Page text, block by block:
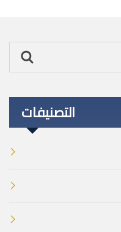
التصنيفات